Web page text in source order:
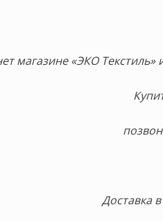
магазине «ЭКО
Доставка